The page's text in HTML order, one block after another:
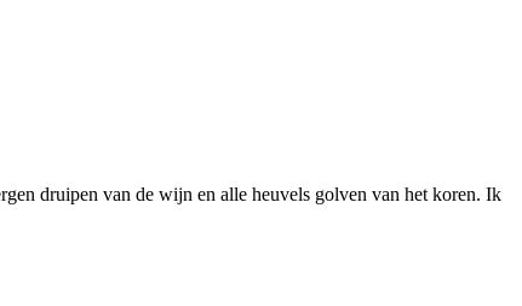
druipen van de wijn en alle heuvels golven van het koren. Ik